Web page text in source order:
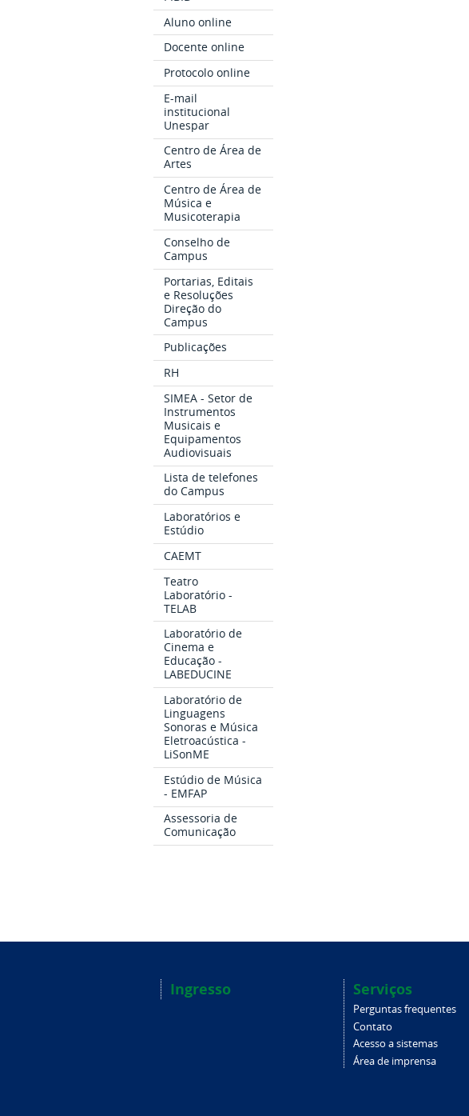
Aluno online
Docente online
Protocolo online
E-mail
institucional
Unespar
Centro de Área de
Artes
Centro de Área de
Música e
Musicoterapia
Conselho de
Campus
Portarias, Editais
e Resoluções
Direção do
Campus
Publicações
RH
SIMEA - Setor de
Instrumentos
Musicais e
Equipamentos
Audiovisuais
Lista de telefones
do Campus
Laboratórios e
Estúdio
CAEMT
Teatro
Laboratório -
TELAB
Laboratório de
Cinema e
Educação -
LABEDUCINE
Laboratório de
Linguagens
Sonoras e Música
Eletroacústica -
LiSonME
Estúdio de Música
- EMFAP
Assessoria de
Comunicação
Ingresso Serviços
Perguntas frequentes
Contato
Acesso a sistemas
Área de imprensa